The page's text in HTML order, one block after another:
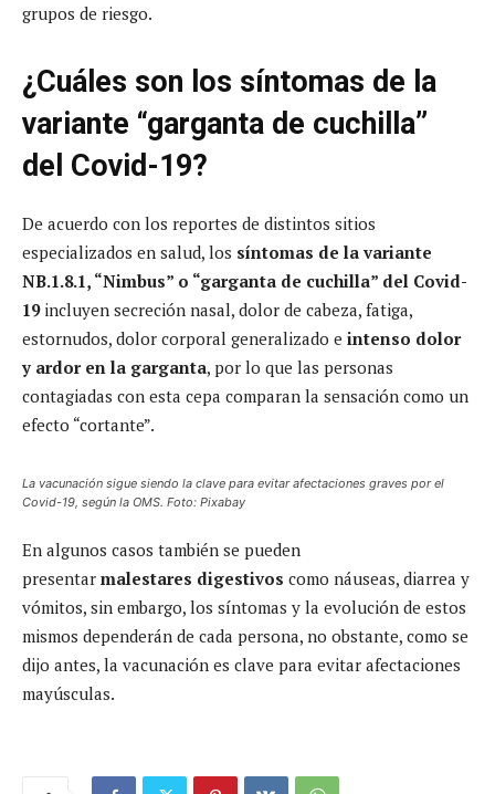
grupos de riesgo.
¿Cuáles son los síntomas de la
variante “garganta de cuchilla”
del Covid-19?
De acuerdo con los reportes de distintos sitios
especializados en salud, los síntomas de la variante
NB.1.8.1, “Nimbus” o “garganta de cuchilla” del Covid-
19incluyen secreción nasal, dolor de cabeza, fatiga,
estornudos, dolor corporal generalizado e intenso dolor
y ardor en la garganta, por lo que las personas
contagiadas con esta cepa comparan la sensación como un
efecto “cortante”.
La vacunación sigue siendo la clave para evitar afectaciones graves por el
Covid-19, según la OMS. Foto: Pixabay
En algunos casos también se pueden
presentar malestares digestivos como náuseas, diarrea y
vómitos, sin embargo, los síntomas y la evolución de estos
mismos dependerán de cada persona, no obstante, como se
dijo antes, la vacunación es clave para evitar afectaciones
mayúsculas.